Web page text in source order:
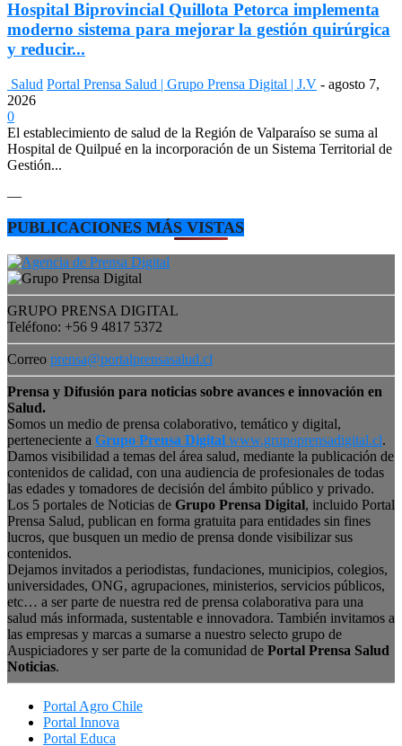
Hospital Biprovincial Quillota Petorca implementa
moderno sistema para mejorar la gestión quirúrgica
y reducir...
Salud Portal Prensa Salud | Grupo Prensa Digital | J.V - agosto 7,
2026
0
El establecimiento de salud de la Región de Valparaíso se suma al
Hospital de Quilpué en la incorporación de un Sistema Territorial de
Gestión...
—
PUBLICACIONES MÁS VISTAS
GRUPO PRENSA DIGITAL
Teléfono: +56 9 4817 5372
Correo prensa@portalprensasalud.cl
Prensa y Difusión para noticias sobre avances e innovación en
Salud.
Somos un medio de prensa colaborativo, temático y digital,
perteneciente a Grupo Prensa Digital www.grupoprensadigital.cl.
Damos visibilidad a temas del área salud, mediante la publicación de
contenidos de calidad, con una audiencia de profesionales de todas
las edades y tomadores de decisión del ámbito público y privado.
Los 5 portales de Noticias de Grupo Prensa Digital, incluido Portal
Prensa Salud, publican en forma gratuita para entidades sin fines
lucros, que busquen un medio de prensa donde visibilizar sus
contenidos.
Dejamos invitados a periodistas, fundaciones, municipios, colegios,
universidades, ONG, agrupaciones, ministerios, servicios públicos,
etc… a ser parte de nuestra red de prensa colaborativa para una
salud más informada, sustentable e innovadora. También invitamos a
las empresas y marcas a sumarse a nuestro selecto grupo de
Auspiciadores y ser parte de la comunidad de Portal Prensa Salud
Noticias.
Portal Agro Chile
Portal Innova
Portal Educa